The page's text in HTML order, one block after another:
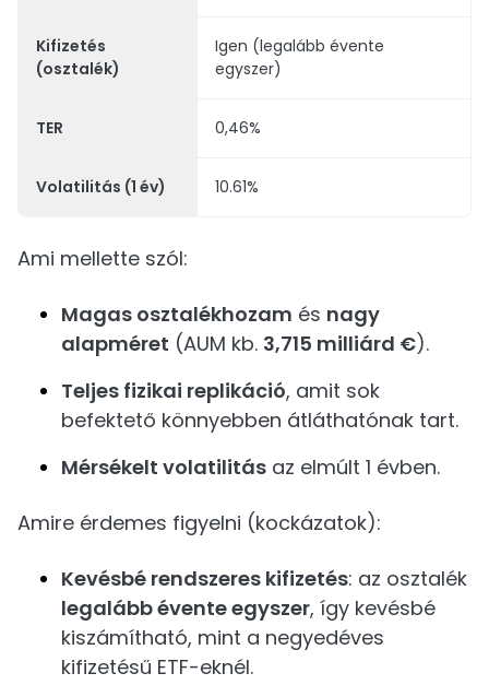
Kifizetés
(osztalék)
Igen (legalább évente
egyszer)
TER 0,46%
Volatilitás (1 év) 10.61%
Ami mellette szól:
Magas osztalékhozam és nagy
alapméret (AUM kb. 3,715 milliárd €).
Teljes fizikai replikáció, amit sok
befektető könnyebben átláthatónak tart.
Mérsékelt volatilitás az elmúlt 1 évben.
Amire érdemes figyelni (kockázatok):
Kevésbé rendszeres kifizetés: az osztalék
legalább évente egyszer, így kevésbé
kiszámítható, mint a negyedéves
kifizetésű ETF-eknél.